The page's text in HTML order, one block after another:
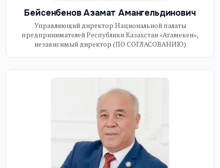
Бейсенбенов Азамат Амангельдинович
Управляющий директор Национальной палаты
предпринимателей Республики Казахстан «Атамекен»,
независимый директор (ПО СОГЛАСОВАНИЮ)